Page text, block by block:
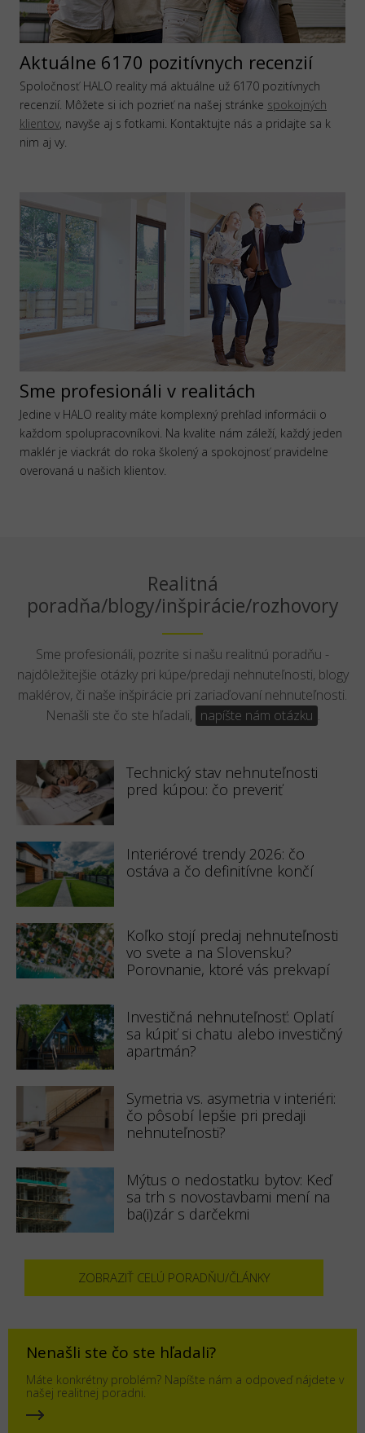
Aktuálne 6170 pozitívnych recenzií
Spoločnosť HALO reality má aktuálne už 6170 pozitívnych
recenzií. Môžete si ich pozrieť na našej stránke spokojných
klientov, navyše aj s fotkami. Kontaktujte nás a pridajte sa k
nim aj vy.
Sme profesionáli v realitách
Jedine v HALO reality máte komplexný prehľad informácii o
každom spolupracovníkovi. Na kvalite nám záleží, každý jeden
maklér je viackrát do roka školený a spokojnosť pravidelne
overovaná u našich klientov.
Realitná
poradňa/blogy/inšpirácie/rozhovory
Sme profesionáli, pozrite si našu realitnú poradňu -
najdôležitejšie otázky pri kúpe/predaji nehnuteľnosti, blogy
maklérov, či naše inšpirácie pri zariaďovaní nehnuteľnosti.
Nenašli ste čo ste hľadali, napíšte nám otázku .
Technický stav nehnuteľnosti
pred kúpou: čo preveriť
Interiérové trendy 2026: čo
ostáva a čo definitívne končí
Koľko stojí predaj nehnuteľnosti
vo svete a na Slovensku?
Porovnanie, ktoré vás prekvapí
Investičná nehnuteľnosť: Oplatí
sa kúpiť si chatu alebo investičný
apartmán?
Symetria vs. asymetria v interiéri:
čo pôsobí lepšie pri predaji
nehnuteľnosti?
Mýtus o nedostatku bytov: Keď
sa trh s novostavbami mení na
ba(i)zár s darčekmi
ZOBRAZIŤ CELÚ PORADŇU/ČLÁNKY
Nenašli ste čo ste hľadali?
Máte konkrétny problém? Napíšte nám a odpoveď nájdete v
našej realitnej poradni.